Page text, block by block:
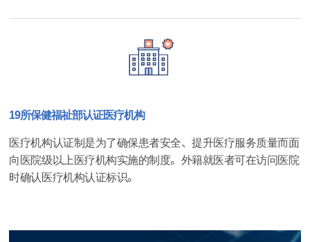
19所保健福祉部认证医疗机构
医疗机构认证制是为了确保患者安全、提升医疗服务质量而面
向医院级以上医疗机构实施的制度。外籍就医者可在访问医院
时确认医疗机构认证标识。